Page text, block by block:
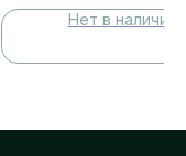
Нет в наличии